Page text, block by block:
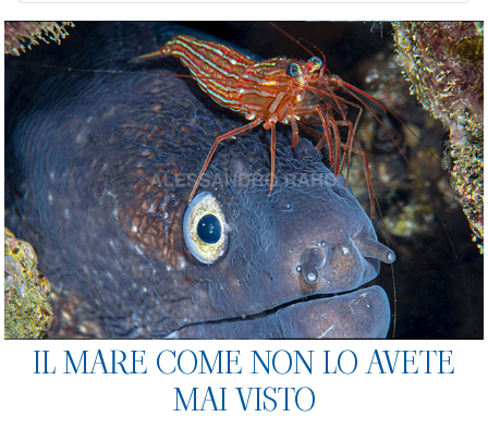
IL MARE COME NON LO AVETE
MAI VISTO